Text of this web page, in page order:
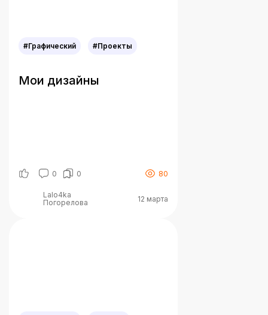
#Графический #Проекты
Мои дизайны
0 0 80
Lalo4ka
Погорелова
12 марта